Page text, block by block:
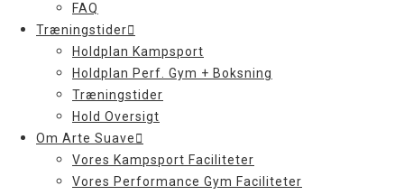
FAQ
Træningstider
Holdplan Kampsport
Holdplan Perf. Gym + Boksning
Træningstider
Hold Oversigt
Om Arte Suave
Vores Kampsport Faciliteter
Vores Performance Gym Faciliteter